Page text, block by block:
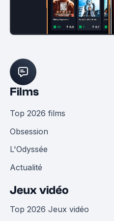
Films
Top 2026 films
Obsession
L'Odyssée
Actualité
Jeux vidéo
Top 2026 Jeux vidéo